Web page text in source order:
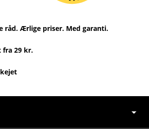
råd. Ærlige priser. Med garanti.
fra 29 kr.